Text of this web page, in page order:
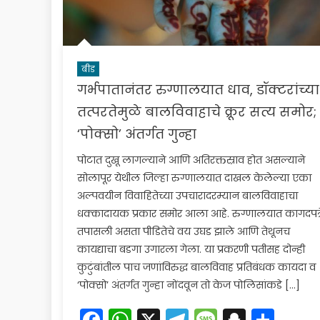
बीड
गर्भपातानंतर रुग्णालयात धाव, डॉक्टरांच्या
तत्परतेमुळे बालविवाहाचे क्रूर सत्य समोर;
‘पोक्सो’ अंतर्गत गुन्हा
पोटात दुखू लागल्याने आणि अतिरक्तस्राव होत असल्याने
सोलापूर येथील जिल्हा रुग्णालयात दाखल केलेल्या एका
अल्पवयीन विवाहितेच्या उपचारादरम्यान बालविवाहाचा
धक्कादायक प्रकार समोर आला आहे. रुग्णालयात
तपासली असता पीडितेचे वय उघड झाले आणि तेथूनच
कायद्याचा बडगा उगारला गेला. या प्रकरणी पतीसह दोन्ही
कुटुंबांतील पाच जणांविरुद्ध बालविवाह प्रतिबंधक कायदा व
‘पोक्सो’ अंतर्गत गुन्हा नोंदवून तो केज पोलिसांकडे […]